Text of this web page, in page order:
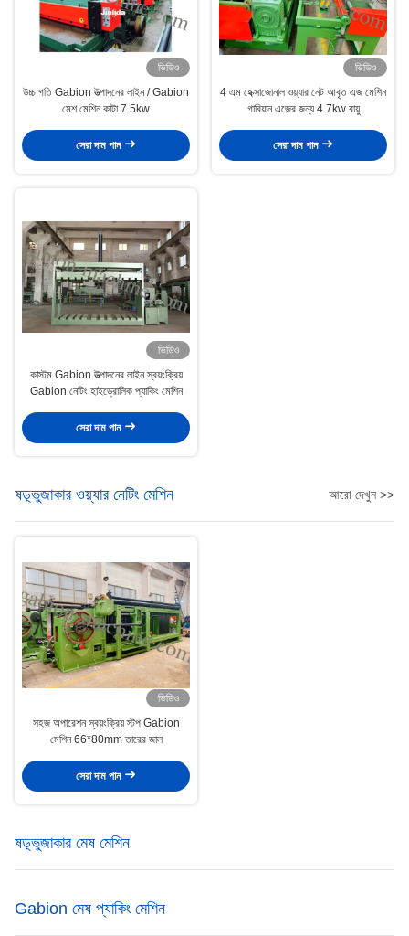
ভিডিও
উচ্চ গতি Gabion উত্পাদনের লাইন / Gabion
মেশ মেশিন কাটা 7.5kw
সেরা দাম পান
ভিডিও
4 এম হেক্সাজোনাল ওয়্যার নেট আবৃত এজ মেশিন
গাবিয়ান এজের জন্য 4.7kw বায়ু
সেরা দাম পান
ভিডিও
কাস্টম Gabion উত্পাদনের লাইন স্বয়ংক্রিয়
Gabion নেটিং হাইড্রোলিক প্যাকিং মেশিন
সেরা দাম পান
ষড়্ভুজাকার ওয়্যার নেটিং মেশিন আরো দেখুন >>
ভিডিও
সহজ অপারেশন স্বয়ংক্রিয় স্টপ Gabion
মেশিন 66*80mm তারের জাল
সেরা দাম পান
ষড়্ভুজাকার মেষ মেশিন
Gabion মেষ প্যাকিং মেশিন